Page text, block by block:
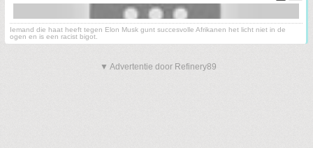
Iemand die haat heeft tegen Elon Musk gunt succesvolle Afrikanen het licht niet in de
ogen en is een racist bigot.
▼ Advertentie door Refinery89